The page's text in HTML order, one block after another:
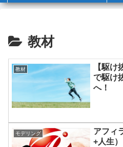
教材
教材
【駆
で駆け
へ！
モデリング
アフィ
+人生